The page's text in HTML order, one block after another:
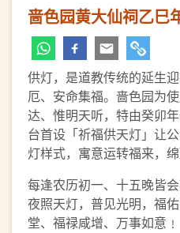
啬色园黄大仙祠乙巳
供灯，是道教传统的延生
厄、安命集福。啬色园为
达、惟明天听，特由癸卯
台首设「祈福供天灯」让
灯样式，寓意运转福来，绵
每逢农历初一、十五晚皆
夜照天灯，普见光明，福
堂、福禄咸增、万事如意﹗